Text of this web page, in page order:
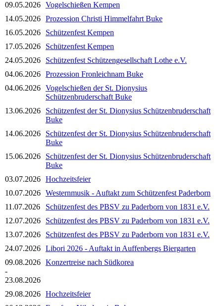
09.05.2026 Vogelschießen Kempen
14.05.2026 Prozession Christi Himmelfahrt Buke
16.05.2026
Schützenfest Kempen
17.05.2026
Schützenfest Kempen
24.05.2026
Schützenfest Schützengesellschaft Lothe e.V.
04.06.2026 Prozession Fronleichnam Buke
04.06.2026 Vogelschießen der St. Dionysius
Schützenbruderschaft Buke
13.06.2026
Schützenfest der St. Dionysius Schützenbruderschaft
Buke
14.06.2026
Schützenfest der St. Dionysius Schützenbruderschaft
Buke
15.06.2026
Schützenfest der St. Dionysius Schützenbruderschaft
Buke
03.07.2026 Hochzeitsfeier
10.07.2026 Westernmusik - Auftakt zum Schützenfest Paderborn
11.07.2026
Schützenfest des PBSV zu Paderborn von 1831 e.V.
12.07.2026
Schützenfest des PBSV zu Paderborn von 1831 e.V.
13.07.2026
Schützenfest des PBSV zu Paderborn von 1831 e.V.
24.07.2026 Libori 2026 - Auftakt in Auffenbergs Biergarten
09.08.2026
-
23.08.2026
Konzertreise nach Südkorea
29.08.2026 Hochzeitsfeier